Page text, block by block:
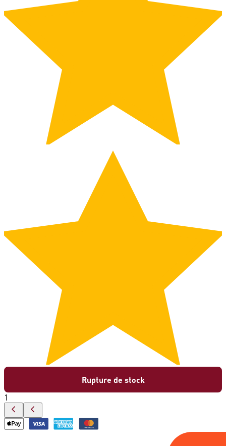
Rupture de stock
1